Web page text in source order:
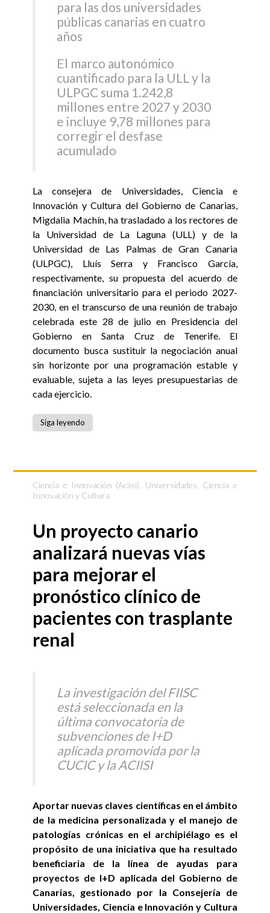
para las dos universidades
públicas canarias en cuatro
años
El marco autonómico
cuantificado para la ULL y la
ULPGC suma 1.242,8
millones entre 2027 y 2030
e incluye 9,78 millones para
corregir el desfase
acumulado
La consejera de Universidades, Ciencia e
Innovación y Cultura del Gobierno de Canarias,
Migdalia Machín, ha trasladado a los rectores de
la Universidad de La Laguna (ULL) y de la
Universidad de Las Palmas de Gran Canaria
(ULPGC), Lluís Serra y Francisco García,
respectivamente, su propuesta del acuerdo de
financiación universitario para el periodo 2027-
2030, en el transcurso de una reunión de trabajo
celebrada este 28 de julio en Presidencia del
Gobierno en Santa Cruz de Tenerife. El
documento busca sustituir la negociación anual
sin horizonte por una programación estable y
evaluable, sujeta a las leyes presupuestarias de
cada ejercicio.
Siga leyendo
Ciencia e Innovación (Aciisi)
Universidades, Ciencia e
Innovación y Cultura
Un proyecto canario
analizará nuevas vías
para mejorar el
pronóstico clínico de
pacientes con trasplante
renal
La investigación del FIISC
está seleccionada en la
última convocatoria de
subvenciones de I+D
aplicada promovida por la
CUCIC y la ACIISI
Aportar nuevas claves científicas en el ámbito
de la medicina personalizada y el manejo de
patologías crónicas en el archipiélago es el
propósito de una iniciativa que ha resultado
beneficiaria de la línea de ayudas para
proyectos de I+D aplicada del Gobierno de
Canarias, gestionado por la Consejería de
Universidades, Ciencia e Innovación y Cultura